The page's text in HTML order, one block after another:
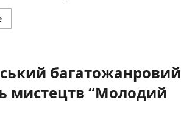
Докладніше
про
сцені
BAKKARA
PARTY
багатожанровий
мистецтв “Молодий